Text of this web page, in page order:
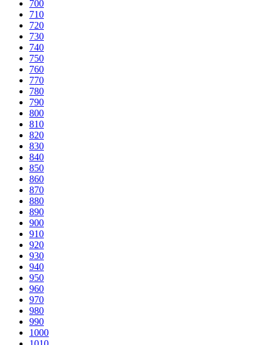
700
710
720
730
740
750
760
770
780
790
800
810
820
830
840
850
860
870
880
890
900
910
920
930
940
950
960
970
980
990
1000